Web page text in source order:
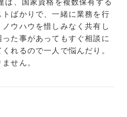
は、国家資格を複数保有する
ばかりで、一緒に業務を行
ウハウを惜しみなく共有し
た事があってもすぐ相談に
れるので一人で悩んだり。
せん。